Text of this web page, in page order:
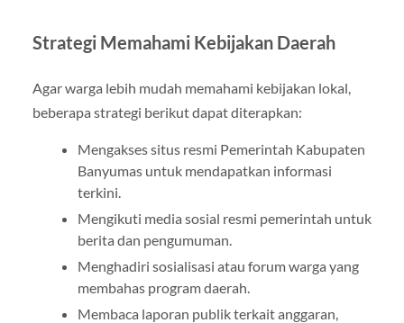
Strategi Memahami Kebijakan Daerah
Agar warga lebih mudah memahami kebijakan lokal,
beberapa strategi berikut dapat diterapkan:
Mengakses situs resmi Pemerintah Kabupaten
Banyumas untuk mendapatkan informasi
terkini.
Mengikuti media sosial resmi pemerintah untuk
berita dan pengumuman.
Menghadiri sosialisasi atau forum warga yang
membahas program daerah.
Membaca laporan publik terkait anggaran,